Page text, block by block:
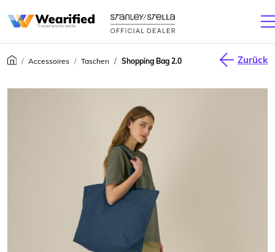
Accessoires Taschen Shopping Bag 2.0 Zurück